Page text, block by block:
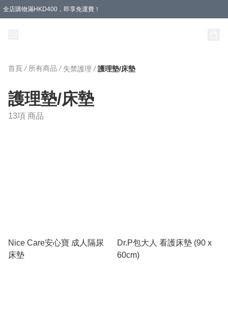
全店購物滿HKD400，即享免運費！
首頁 / 所有商品 / 失禁護理 / 護理墊/床墊
護理墊/床墊
13項 商品
Nice Care安心寶 成人隔尿
床墊
Dr.P包大人 看護床墊 (90 x
60cm)